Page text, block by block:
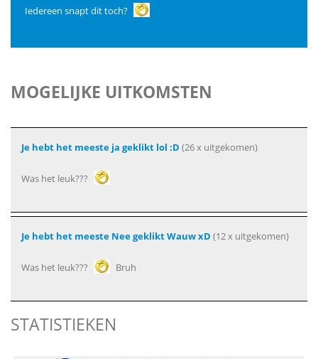
Iedereen snapt dit toch?
MOGELIJKE UITKOMSTEN
Je hebt het meeste ja geklikt lol :D (26 x uitgekomen)
Was het leuk???
Je hebt het meeste Nee geklikt Wauw xD (12 x uitgekomen)
Was het leuk??? Bruh
STATISTIEKEN